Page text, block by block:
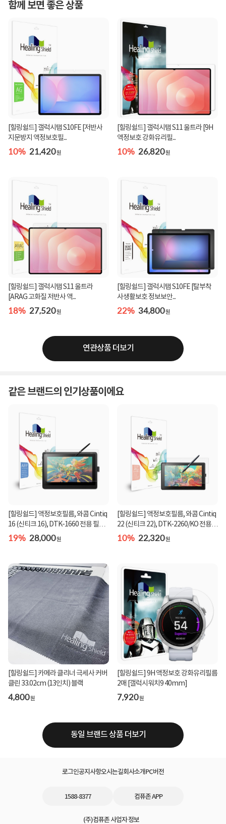
함께 보면 좋은 상품
[힐링쉴드] 갤럭시탭 S10FE [저반사
지문방지 액정보호필...
10% 21,420원
[힐링쉴드] 갤럭시탭 S11 울트라 [9H
액정보호 강화유리필...
10% 26,820원
[힐링쉴드] 갤럭시탭 S11 울트라
[ARAG 고화질 저반사 액...
18% 27,520원
[힐링쉴드] 갤럭시탭 S10FE [탈부착
사생활보호 정보보안...
22% 34,800원
연관상품 더보기
같은 브랜드의 인기상품이에요
[힐링쉴드] 액정보호필름, 와콤 Cintiq
16 (신티크 16), DTK-1660 전용 필름,
힐링쉴...
19% 28,000원
[힐링쉴드] 액정보호필름, 와콤 Cintiq
22 (신티크 22), DTK-2260/KO 전용
필름, 힐...
10% 22,320원
[힐링쉴드] 카메라 클리너 극세사 커버
클린 33.02cm (13인치) 블랙
4,800원
[힐링쉴드] 9H 액정보호 강화유리필름
2매 [갤럭시워치9 40mm]
7,920원
동일 브랜드 상품 더보기
로그인공지사항오시는길회사소개PC버전
1588-8377 컴퓨존 APP
(주)컴퓨존 사업자 정보